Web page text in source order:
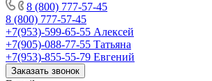
8 (800) 777-57-45
8 (800) 777-57-45
+7(953)-599-65-55 Алексей
+7(905)-088-77-55 Татьяна
+7(953)-855-55-79 Евгений
Заказать звонок